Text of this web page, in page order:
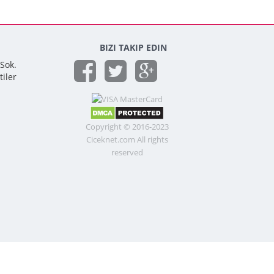
BIZI TAKIP EDIN
Copyright © 2016-2023
Ciceknet.com All rights
reserved